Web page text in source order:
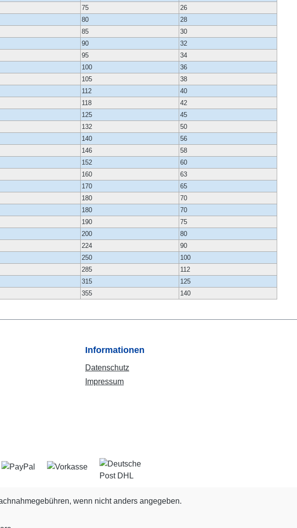
75
26
80
28
85
30
90
32
95
34
100
36
105
38
112
40
118
42
125
45
132
50
140
56
146
58
152
60
160
63
170
65
180
70
180
70
190
75
200
80
224
90
250
100
285
112
315
125
355 140
Informationen
Datenschutz
Impressum
wenn nicht anders angegeben.